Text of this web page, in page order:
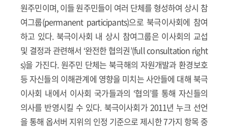
원주민이며, 이들 원주민들이 여러 단체를 형성하여 상시 참
여그룹(permanent participants)으로 북극이사회에 참여
하고 있다. 북극이사회 내 상시 참여그룹은 이사회의 교섭
및 결정과 관련해서 ‘완전한 협의권’(full consultation right
s)을 가진다. 원주민 단체는 북극해의 자원개발과 환경보호
등 자신들의 이해관계에 영향을 미치는 사안들에 대해 북극
이사회 내에서 이사회 국가들과의 ‘협의’를 통해 자신들의
의사를 반영시킬 수 있다. 북극이사회가 2011년 누크 선언
을 통해 옵서버 지위의 인정 기준으로 제시한 7가지 항목 중